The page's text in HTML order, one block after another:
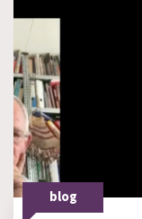
blog